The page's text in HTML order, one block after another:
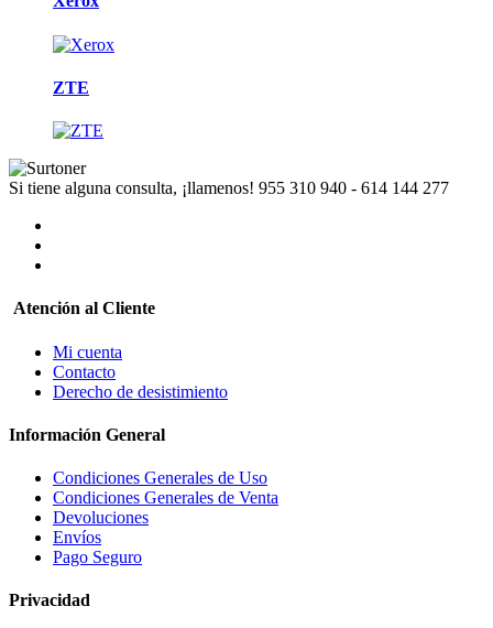
ZTE
Si tiene alguna consulta, ¡llamenos! 955 310 940 - 614 144 277
Atención al Cliente
Mi cuenta
Contacto
Derecho de desistimiento
Información General
Condiciones Generales de Uso
Condiciones Generales de Venta
Devoluciones
Envíos
Pago Seguro
Privacidad